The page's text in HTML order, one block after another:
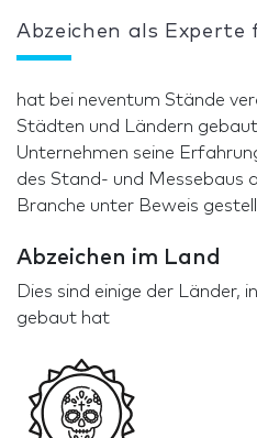
Abzeichen als Experte
hat bei neventum Stände
Städten und Ländern
Unternehmen seine
des Stand- und Messebaus
Branche unter Beweis
Abzeichen im Land
Dies sind einige der Länder,
gebaut hat